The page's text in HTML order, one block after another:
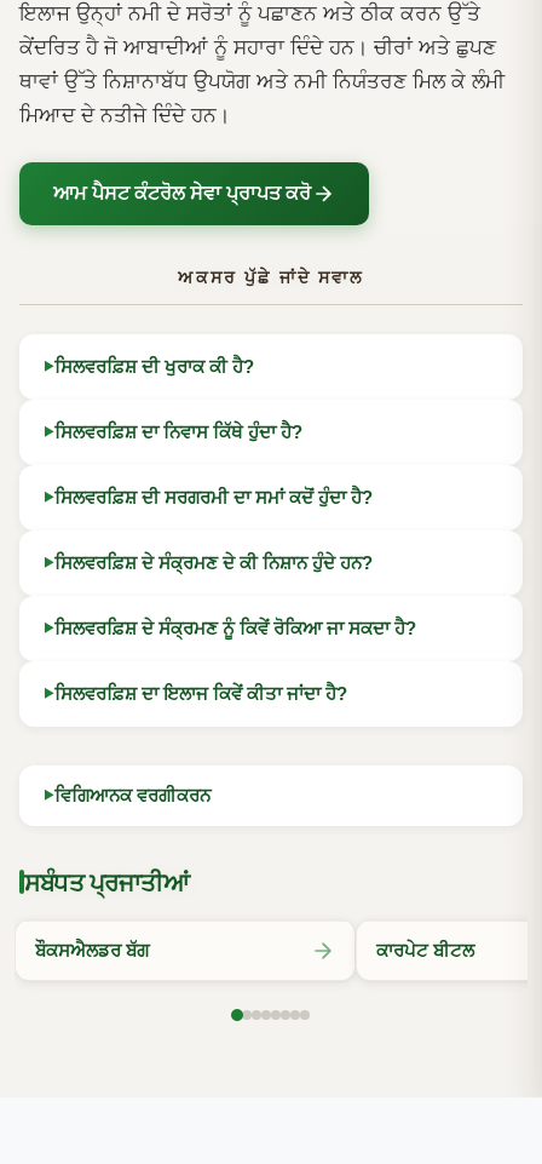
ਇਲਾਜ ਉਨ੍ਹਾਂ ਨਮੀ ਦੇ ਸਰੋਤਾਂ ਨੂੰ ਪਛਾਣਨ ਅਤੇ ਠੀਕ ਕਰਨ ਉੱਤੇ
ਕੇਂਦਰਿਤ ਹੈ ਜੋ ਆਬਾਦੀਆਂ ਨੂੰ ਸਹਾਰਾ ਦਿੰਦੇ ਹਨ। ਚੀਰਾਂ ਅਤੇ ਛੁਪਣ
ਥਾਵਾਂ ਉੱਤੇ ਨਿਸ਼ਾਨਾਬੱਧ ਉਪਯੋਗ ਅਤੇ ਨਮੀ ਨਿਯੰਤਰਣ ਮਿਲ ਕੇ ਲੰਮੀ
ਮਿਆਦ ਦੇ ਨਤੀਜੇ ਦਿੰਦੇ ਹਨ।
ਆਮ ਪੈਸਟ ਕੰਟਰੋਲ ਸੇਵਾ ਪ੍ਰਾਪਤ ਕਰੋ
ਅਕਸਰ ਪੁੱਛੇ ਜਾਂਦੇ ਸਵਾਲ
ਸਿਲਵਰਫ਼ਿਸ਼ ਦੀ ਖੁਰਾਕ ਕੀ ਹੈ?
ਸਿਲਵਰਫ਼ਿਸ਼ ਦਾ ਨਿਵਾਸ ਕਿੱਥੇ ਹੁੰਦਾ ਹੈ?
ਸਿਲਵਰਫ਼ਿਸ਼ ਦੀ ਸਰਗਰਮੀ ਦਾ ਸਮਾਂ ਕਦੋਂ ਹੁੰਦਾ ਹੈ?
ਸਿਲਵਰਫ਼ਿਸ਼ ਦੇ ਸੰਕ੍ਰਮਣ ਦੇ ਕੀ ਨਿਸ਼ਾਨ ਹੁੰਦੇ ਹਨ?
ਸਿਲਵਰਫ਼ਿਸ਼ ਦੇ ਸੰਕ੍ਰਮਣ ਨੂੰ ਕਿਵੇਂ ਰੋਕਿਆ ਜਾ ਸਕਦਾ ਹੈ?
ਸਿਲਵਰਫ਼ਿਸ਼ ਦਾ ਇਲਾਜ ਕਿਵੇਂ ਕੀਤਾ ਜਾਂਦਾ ਹੈ?
ਵਿਗਿਆਨਕ ਵਰਗੀਕਰਨ
ਸਬੰਧਤ ਪ੍ਰਜਾਤੀਆਂ
ਬੌਕਸਐਲਡਰ ਬੱਗ ਕਾਰਪੇਟ ਬੀਟਲ